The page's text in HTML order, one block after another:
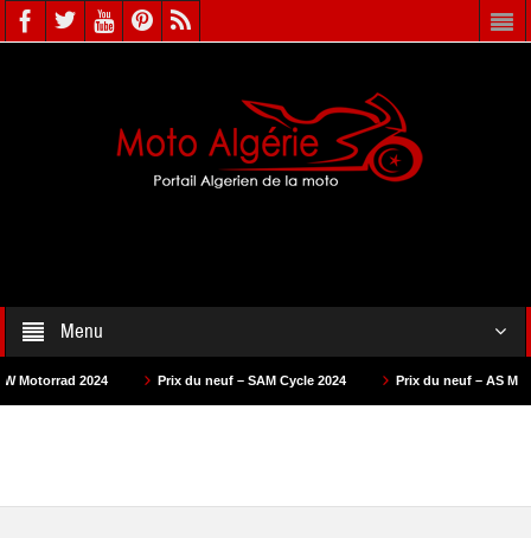
Menu
Prix du neuf – SAM Cycle 2024 Prix du neuf – AS Motors 2024